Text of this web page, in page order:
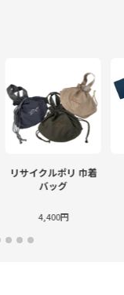
リサイクルポリ 巾着
バッグ
4,400円